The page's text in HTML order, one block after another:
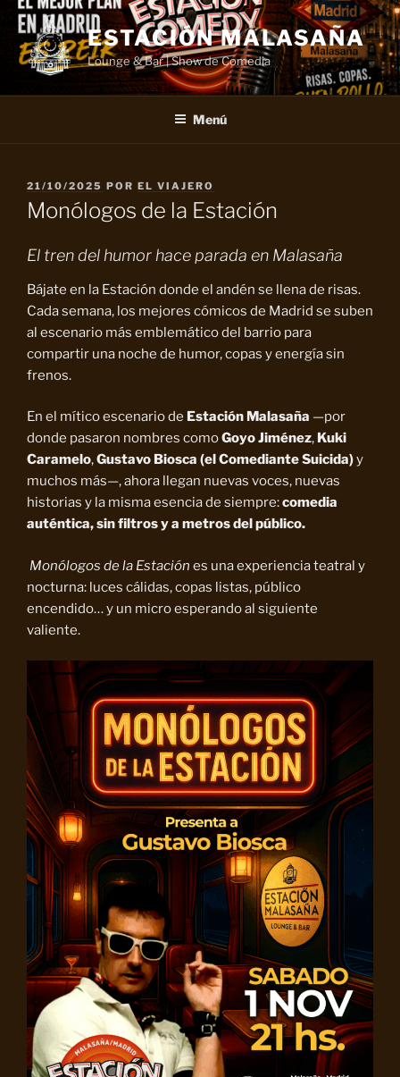
Saltar
contenido
ESTACIÓN MALASAÑA
Lounge & Bar | Show de Comedia
Menú
PUBLICADO
EL
21/10/2025 POR EL VIAJERO
Monólogos de la Estación
El tren del humor hace parada en Malasaña
Bájate en la Estación donde el andén se llena de risas.
Cada semana, los mejores cómicos de Madrid se suben
al escenario más emblemático del barrio para
compartir una noche de humor, copas y energía sin
frenos.
En el mítico escenario de Estación Malasaña —por
donde pasaron nombres comoGoyo Jiménez, Kuki
Caramelo,Gustavo Biosca (el Comediante Suicida)y
muchos más—, ahora llegan nuevas voces, nuevas
historias y la misma esencia de siempre:comedia
auténtica, sin filtros y a metros del público.
Monólogos de la Estación es una experiencia teatral y
nocturna: luces cálidas, copas listas, público
encendido… y un micro esperando al siguiente
valiente.